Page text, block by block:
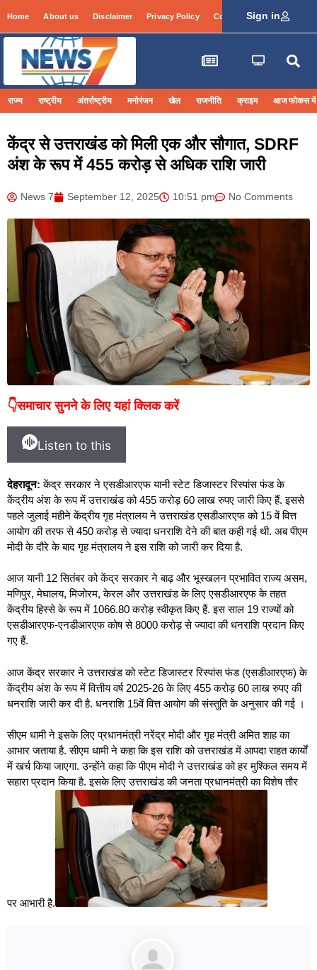
Home About us Disclaimer Privacy Policy Contact Info Login
Sign in
राज्य राष्ट्रीय अंतर्राष्ट्रीय मनोरंजन खेल राजनीति क्राइम आज फोकस में
केंद्र से उत्तराखंड को मिली एक और सौगात, SDRF
अंश के रूप में 455 करोड़ से अधिक राशि जारी
News 7 September 12, 2025 10:51 pm No Comments
👇समाचार सुनने के लिए यहां क्लिक करें
Listen to this
देहरादून:केंद्र सरकार ने एसडीआरएफ यानी स्टेट डिजास्टर रिस्पांस फंड के
केंद्रीय अंश के रूप में उत्तराखंड को 455 करोड़ 60 लाख रुपए जारी किए हैं. इससे
पहले जुलाई महीने केंद्रीय गृह मंत्रालय ने उत्तराखंड एसडीआरएफ को 15 वें वित्त
आयोग की तरफ से 450 करोड़ से ज्यादा धनराशि देने की बात कही गई थी. अब पीएम
मोदी के दौरे के बाद गृह मंत्रालय ने इस राशि को जारी कर दिया है.
आज यानी 12 सितंबर को केंद्र सरकार ने बाढ़ और भूस्खलन प्रभावित राज्य असम,
मणिपुर, मेघालय, मिजोरम, केरल और उत्तराखंड के लिए एसडीआरएफ के तहत
केंद्रीय हिस्से के रूप में 1066.80 करोड़ स्वीकृत किए हैं. इस साल 19 राज्यों को
एसडीआरएफ-एनडीआरएफ कोष से 8000 करोड़ से ज्यादा की धनराशि प्रदान किए
गए हैं.
आज केंद्र सरकार ने उत्तराखंड को स्टेट डिजास्टर रिस्पांस फंड (एसडीआरएफ) के
केंद्रीय अंश के रूप में वित्तीय वर्ष 2025-26 के लिए 455 करोड़ 60 लाख रुपए की
धनराशि जारी कर दी है. धनराशि 15वें वित्त आयोग की संस्तुति के अनुसार की गई ।
सीएम धामी ने इसके लिए प्रधानमंत्री नरेंद्र मोदी और गृह मंत्री अमित शाह का
आभार जताया है. सीएम धामी ने कहा कि इस राशि को उत्तराखंड में आपदा राहत कार्यों
में खर्च किया जाएगा. उन्होंने कहा कि पीएम मोदी ने उत्तराखंड को हर मुश्किल समय में
सहारा प्रदान किया है. इसके लिए उत्तराखंड की जनता प्रधानमंत्री का विशेष तौर
पर आभारी है.